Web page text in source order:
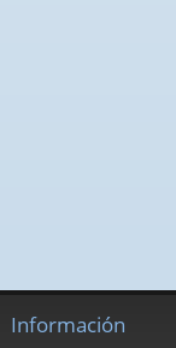
Información